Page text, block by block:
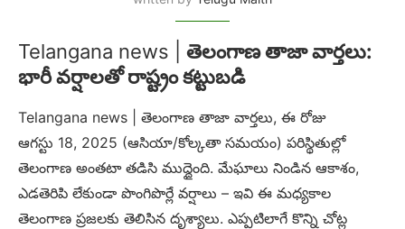
Telangana news | తెలంగాణ తాజా వార్తలు:
భారీ వర్షాలతో రాష్ట్రం కట్టుబడి
Telangana news | తెలంగాణ తాజా వార్తలు, ఈ రోజు
ఆగస్టు 18, 2025 (ఆసియా/కోల్కతా సమయం) పరిస్థితుల్లో
తెలంగాణ అంతటా తడిసి ముద్దైంది. మేఘాలు నిండిన ఆకాశం,
ఎడతెరిపి లేకుండా పొంగిపొర్లే వర్షాలు – ఇవి ఈ మధ్యకాల
తెలంగాణ ప్రజలకు తెలిసిన దృశ్యాలు. ఎప్పటిలాగే కొన్ని చోట్ల